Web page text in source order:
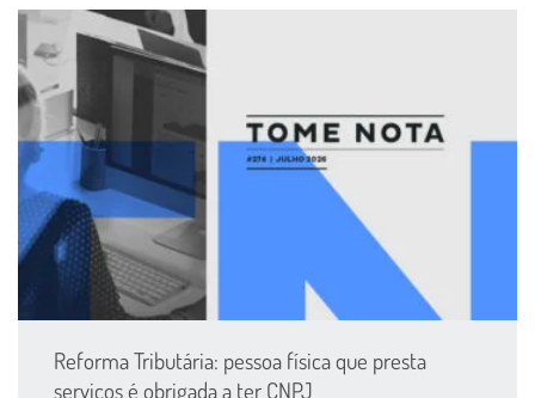
Reforma Tributária: pessoa física que presta
serviços é obrigada a ter CNPJ